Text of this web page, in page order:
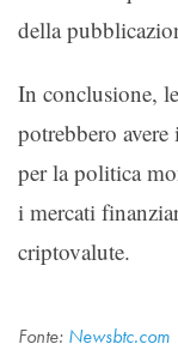
della
In conclusione,
potrebbero
per la politica
i mercati
criptovalute.
Fonte: Newsbtc.com